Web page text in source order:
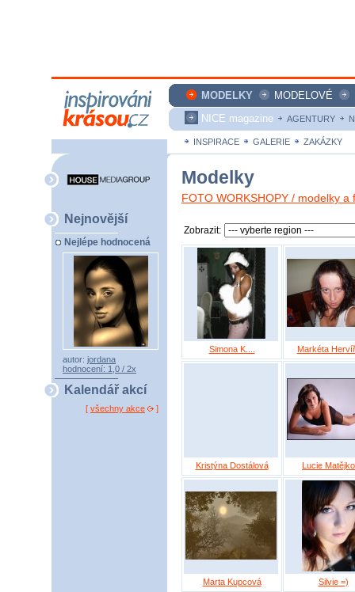
MODELKY MODELOVÉ
NICE magazine
AGENTURY
INSPIRACE GALERIE ZAKÁZKY
Nejnovější
Nejlépe hodnocená
autor: jordana
hodnocení: 1,0 / 2x
Kalendář akcí
[ všechny akce ]
Modelky
FOTO WORKSHOPY / modelky
Zobrazit:
Simona K.... Markéta
Kristýna Dostálová Lucie
Marta Kupcová Silvie =)